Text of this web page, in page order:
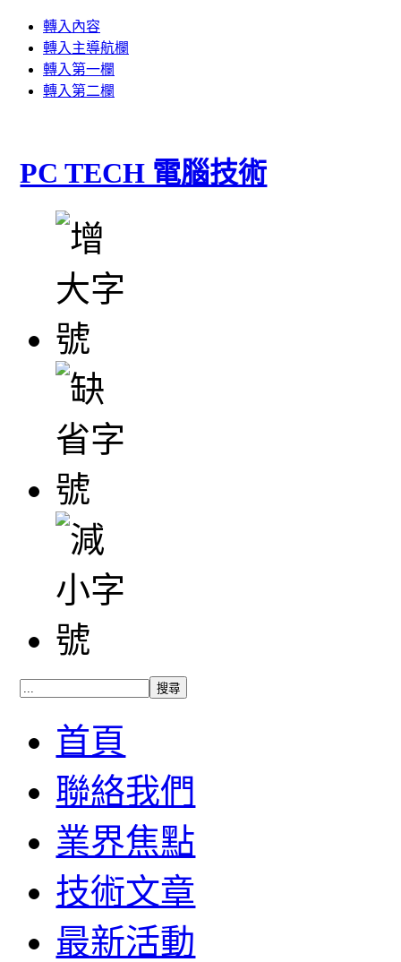
轉入內容
轉入主導航欄
轉入第一欄
轉入第二欄
PC TECH 電腦技術
首頁
聯絡我們
業界焦點
技術文章
最新活動